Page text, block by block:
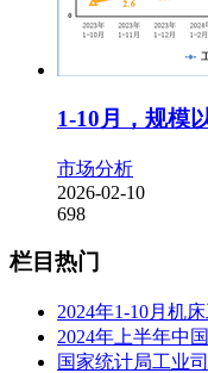
1-10月，规模
市场分析
2026-02-10
698
栏目热门
2024年1-10月机
2024年上半年中
国家统计局工业